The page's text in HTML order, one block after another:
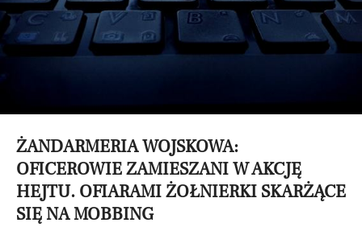
ŻANDARMERIA WOJSKOWA:
OFICEROWIE ZAMIESZANI W AKCJĘ
HEJTU. OFIARAMI ŻOŁNIERKI SKARŻĄCE
SIĘ NA MOBBING